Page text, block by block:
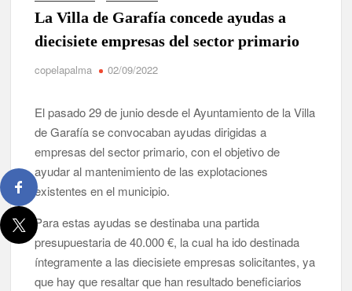
España y traer el cinturón a Canarias”
José Carlos Martín: “La Palma tendrá antes de 2030 un torneo
dinamizador de Los Llanos de Aridane
David Ruiz rechaza las críticas de Nueva Canarias y defiende
que Tazacorte “avanza y cumple objetivos”
La Palma impulsa la inserción laboral de mujeres víctimas de
violencia de género con el apoyo empresarial
El Día de la Cometa reúne a cientos de familias en Santa Cruz
de La Palma y refuerza el comercio local en su sexta edición
La Villa de Garafía concede ayudas a
diecisiete empresas del sector primario
copelapalma 02/09/2022
El pasado 29 de junio desde el Ayuntamiento de la Villa
de Garafía se convocaban ayudas dirigidas a
empresas del sector primario, con el objetivo de
ayudar al mantenimiento de las explotaciones
existentes en el municipio.
Para estas ayudas se destinaba una partida
presupuestaria de 40.000 €, la cual ha ido destinada
íntegramente a las diecisiete empresas solicitantes, ya
que hay que resaltar que han resultado beneficiarios